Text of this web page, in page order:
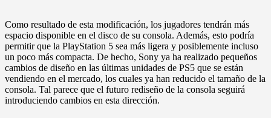
Como resultado de esta modificación, los jugadores tendrán más
espacio disponible en el disco de su consola. Además, esto podría
permitir que la PlayStation 5 sea más ligera y posiblemente incluso
un poco más compacta. De hecho, Sony ya ha realizado pequeños
cambios de diseño en las últimas unidades de PS5 que se están
vendiendo en el mercado, los cuales ya han reducido el tamaño de la
consola. Tal parece que el futuro rediseño de la consola seguirá
introduciendo cambios en esta dirección.